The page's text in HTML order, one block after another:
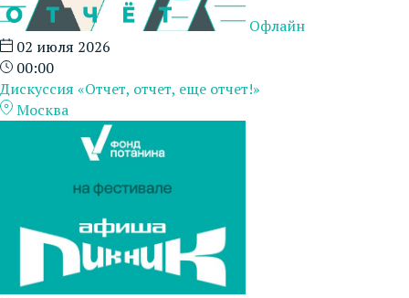
Офлайн
02 июля 2026
00:00
Дискуссия «Отчет, отчет, еще отчет!»
Москва